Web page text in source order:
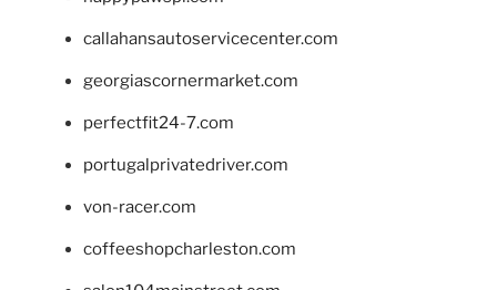
callahansautoservicecenter.com
georgiascornermarket.com
perfectfit24-7.com
portugalprivatedriver.com
von-racer.com
coffeeshopcharleston.com